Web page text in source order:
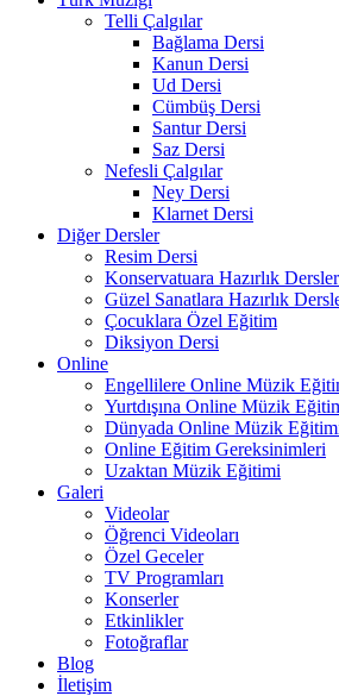
Telli Çalgılar
Bağlama Dersi
Kanun Dersi
Ud Dersi
Cümbüş Dersi
Santur Dersi
Saz Dersi
Nefesli Çalgılar
Ney Dersi
Klarnet Dersi
Diğer Dersler
Resim Dersi
Konservatuara Hazırlık
Güzel Sanatlara Hazırlık
Çocuklara Özel Eğitim
Diksiyon Dersi
Online
Engellilere Online Müzik
Yurtdışına Online Müzik
Dünyada Online Müzik
Online Eğitim Gereksinimleri
Uzaktan Müzik Eğitimi
Galeri
Videolar
Öğrenci Videoları
Özel Geceler
TV Programları
Konserler
Etkinlikler
Fotoğraflar
Blog
İletişim